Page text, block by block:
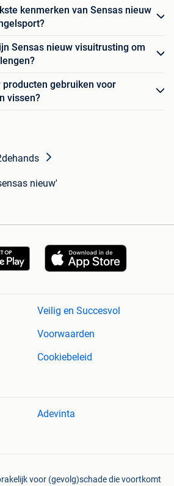
kenmerken van Sensas nieuw
Sensas nieuw visuitrusting om
producten gebruiken voor
vissen?
nieuw'
Veilig en Succesvol
Voorwaarden
Cookiebeleid
Adevinta
voor (gevolg)schade die voortkomt